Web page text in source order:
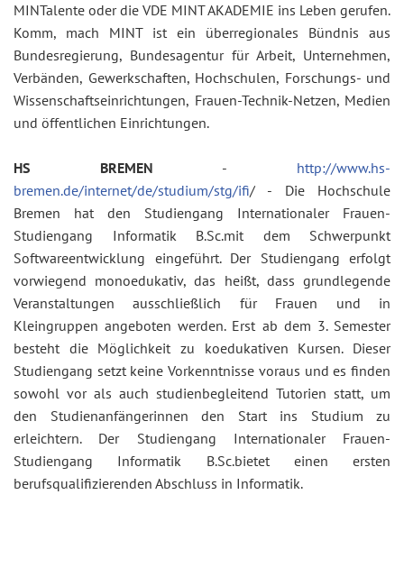
MINTalente oder die VDE MINT AKADEMIE ins Leben gerufen.
Komm, mach MINT ist ein überregionales Bündnis aus
Bundesregierung, Bundesagentur für Arbeit, Unternehmen,
Verbänden, Gewerkschaften, Hochschulen, Forschungs- und
Wissenschaftseinrichtungen, Frauen-Technik-Netzen, Medien
und öffentlichen Einrichtungen.
HS BREMEN - http://www.hs-
bremen.de/internet/de/studium/stg/ifi/ - Die Hochschule
Bremen hat den Studiengang Internationaler Frauen-
Studiengang Informatik B.Sc.mit dem Schwerpunkt
Softwareentwicklung eingeführt. Der Studiengang erfolgt
vorwiegend monoedukativ, das heißt, dass grundlegende
Veranstaltungen ausschließlich für Frauen und in
Kleingruppen angeboten werden. Erst ab dem 3. Semester
besteht die Möglichkeit zu koedukativen Kursen. Dieser
Studiengang setzt keine Vorkenntnisse voraus und es finden
sowohl vor als auch studienbegleitend Tutorien statt, um
den Studienanfängerinnen den Start ins Studium zu
erleichtern. Der Studiengang Internationaler Frauen-
Studiengang Informatik B.Sc.bietet einen ersten
berufsqualifizierenden Abschluss in Informatik.